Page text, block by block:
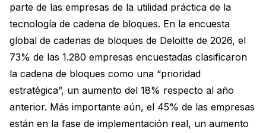
parte de las empresas de la utilidad práctica de la
tecnología de cadena de bloques. En la encuesta
global de cadenas de bloques de Deloitte de 2026, el
73% de las 1.280 empresas encuestadas clasificaron
la cadena de bloques como una “prioridad
estratégica”, un aumento del 18% respecto al año
anterior. Más importante aún, el 45% de las empresas
están en la fase de implementación real, un aumento